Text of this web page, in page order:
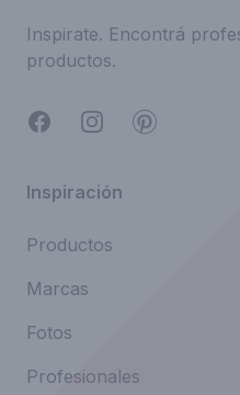
Inspirate. Encontrá
productos.
FacebookInstagramPinterest
Inspiración
Productos
Marcas
Fotos
Profesionales